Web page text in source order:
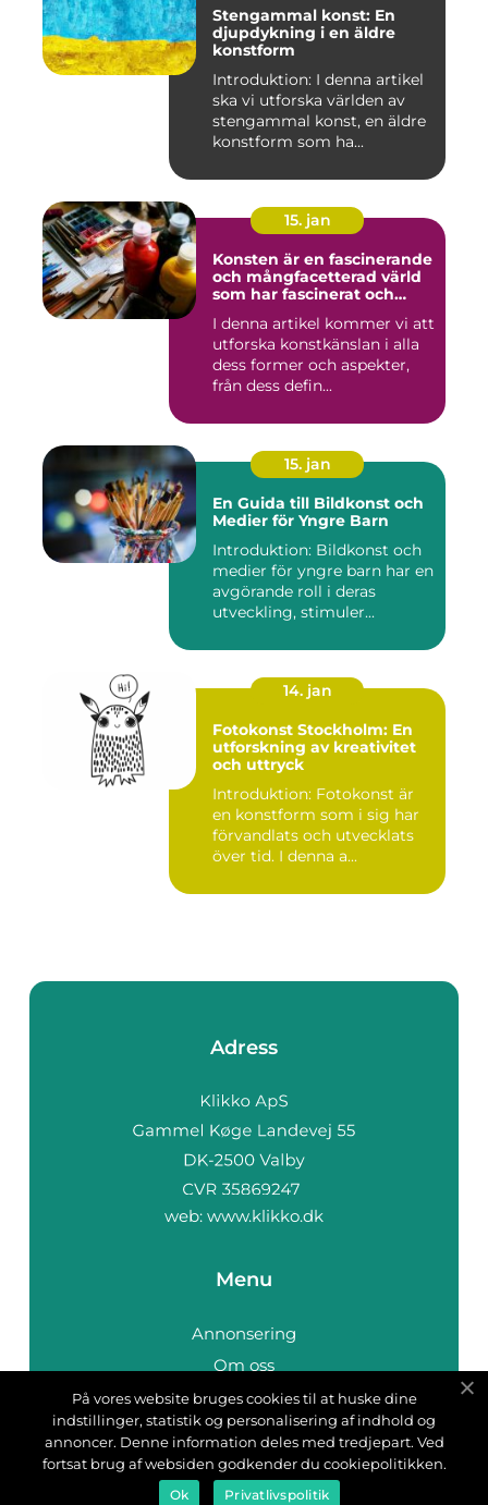
Stengammal konst: En
djupdykning i en äldre
konstform
Introduktion: I denna artikel
ska vi utforska världen av
stengammal konst, en äldre
konstform som ha...
15. jan
Konsten är en fascinerande
och mångfacetterad värld
som har fascinerat och
århundraden
I denna artikel kommer vi att
utforska konstkänslan i alla
dess former och aspekter,
från dess defin...
15. jan
En Guida till Bildkonst och
Medier för Yngre Barn
Introduktion: Bildkonst och
medier för yngre barn har en
avgörande roll i deras
utveckling, stimuler...
14. jan
Fotokonst Stockholm: En
utforskning av kreativitet
och uttryck
Introduktion: Fotokonst är
en konstform som i sig har
förvandlats och utvecklats
över tid. I denna a...
Adress
web: www.klikko.dk
Menu
Annonsering
Om oss
Cookies
Kontakta oss
Sitemap
På vores website bruges cookies til at huske dine
indstillinger, statistik og personalisering af indhold og
annoncer. Denne information deles med tredjepart. Ved
fortsat brug af websiden godkender du cookiepolitikken.
Ok Privatlivspolitik